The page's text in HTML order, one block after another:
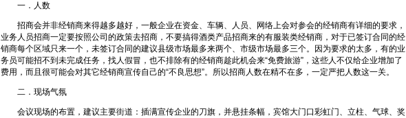
一．人数
招商会并非经销商来得越多越好，一般企业在资金、车辆、人员、网络上会对参会的经销商有详细的要求，
业务人员招商一定要按照公司的政策去招商，不要搞得酒类产品招商来的有服装类经销商，对于已签订合同的经
销商每个区域只来一个，未签订合同的建议县级市场最多来两个、市级市场最多三个。因为要求的太多，有的业
务员可能招不到未完成任务，找人假冒，也不排除有的经销商趁此机会来“免费旅游”，这些人不仅给企业增加了
费用，而且很可能会对其它经销商宣传自己的“不良思想”。所以招商人数在精不在多，一定严把人数这一关。
二．现场气氛
会议现场的布置，建议主要街道：插满宣传企业的刀旗，并悬挂条幅，宾馆大门口彩虹门、立柱、气球、奖